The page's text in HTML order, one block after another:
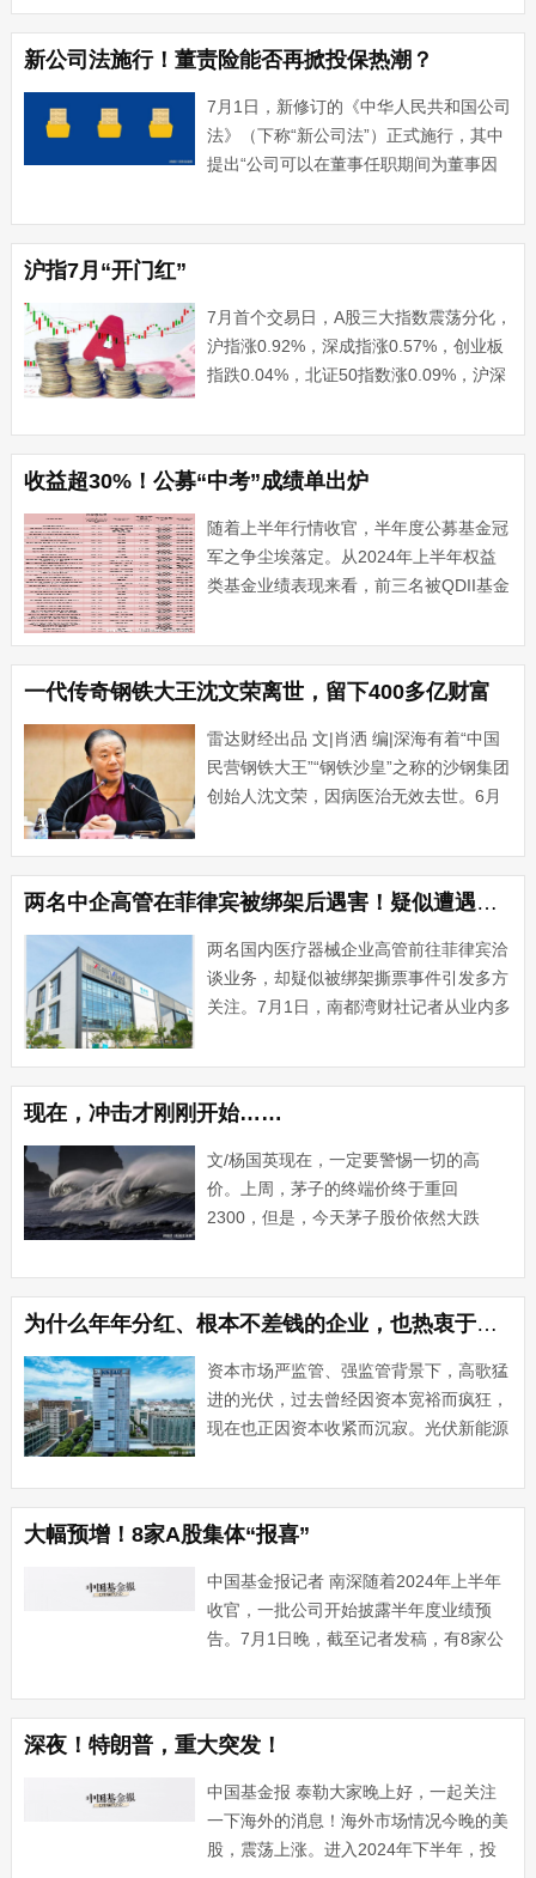
道，出于对这一选举结果的不满，大批示
威者当晚聚集在巴黎的共和国广场燃放烟
花并高喊口号，抗议在首轮···...
新公司法施行！董责险能否再掀投保热潮？
7月1日，新修订的《中华人民共和国公司
法》（下称“新公司法”）正式施行，其中
提出“公司可以在董事任职期间为董事因
险”，这也是首次通过立法形式确立了董
事责任保险（下称“董责险”）制度。说起
沪指7月“开门红”
7月首个交易日，A股三大指数震荡分化，
沪指涨0.92%，深成指涨0.57%，创业板
指跌0.04%，北证50指数涨0.09%，沪深
只个股上涨。盘面上，稀土永磁板块全天
领涨，中科磁业、达刚控股、华宏科技
···...
收益超30%！公募“中考”成绩单出炉
随着上半年行情收官，半年度公募基金冠
军之争尘埃落定。从2024年上半年权益
类基金业绩表现来看，前三名被QDII基金
ETF以33.71%的收益，成为权益类基金
上半年冠军基。与此同时，也有基金没有
踩准市场的节奏···...
一代传奇钢铁大王沈文荣离世，留下400多亿财富
雷达财经出品 文|肖洒 编|深海有着“中国
民营钢铁大王”“钢铁沙皇”之称的沙钢集团
创始人沈文荣，因病医治无效去世。6月
团董事局主席沈文荣因病医治无效，于
2024年6月30日凌晨2时10分逝世，享年
78岁···...
两名中企高管在菲律宾被绑架后遇害！疑似遭遇连环套
两名国内医疗器械企业高管前往菲律宾洽
谈业务，却疑似被绑架撕票事件引发多方
关注。7月1日，南都湾财社记者从业内多
某，为港股上市公司润迈德医疗有限公司
（港股代码：HK02297）的国际营销总
监。另一名遇害者孙某···...
现在，冲击才刚刚开始……
文/杨国英现在，一定要警惕一切的高
价。上周，茅子的终端价终于重回
2300，但是，今天茅子股价依然大跌
这充分说明现在的资本市场不认为茅子终
端价格。其实，现在的茅子下跌，这才刚
刚开始，不仅茅子，一切具有金···... 为什么年年分红、根本不差钱的企业，也热衷于再融资了？
资本市场严监管、强监管背景下，高歌猛
进的光伏，过去曾经因资本宽裕而疯狂，
现在也正因资本收紧而沉寂。光伏新能源
定增、可转债再融资的，都已经切身感受
到监管层的决心——不管过没过会、拿到
没拿到批文，如果自身有···...
大幅预增！8家A股集体“报喜”
中国基金报记者 南深随着2024年上半年
收官，一批公司开始披露半年度业绩预
告。7月1日晚，截至记者发稿，有8家公
林州重机、保龄宝、三花智控、心脉医
疗、托邦股份、上海沿浦等。整体看，8
家公司业绩均大幅预增，···...
深夜！特朗普，重大突发！
中国基金报 泰勒大家晚上好，一起关注
一下海外的消息！海外市场情况今晚的美
股，震荡上涨。进入2024年下半年，投